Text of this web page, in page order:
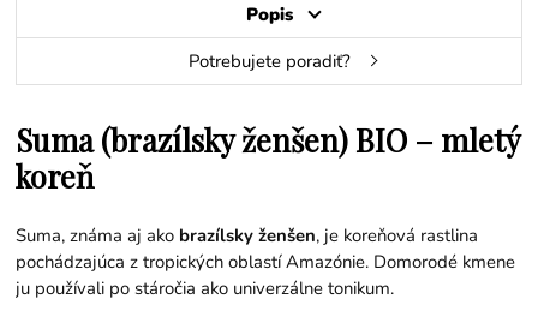
Popis
Potrebujete poradiť?
Suma (brazílsky ženšen) BIO – mletý
koreň
Suma, známa aj ako brazílsky ženšen, je koreňová rastlina
pochádzajúca z tropických oblastí Amazónie. Domorodé kmene
ju používali po stáročia ako univerzálne tonikum.